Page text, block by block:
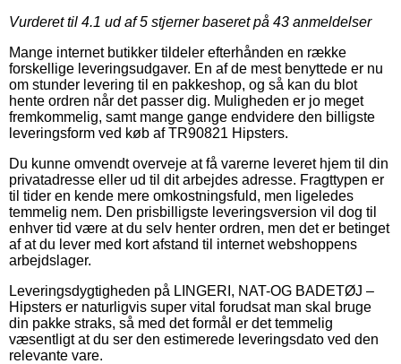
Vurderet til 4.1 ud af 5 stjerner baseret på 43 anmeldelser
Mange internet butikker tildeler efterhånden en række
forskellige leveringsudgaver. En af de mest benyttede er nu
om stunder levering til en pakkeshop, og så kan du blot
hente ordren når det passer dig. Muligheden er jo meget
fremkommelig, samt mange gange endvidere den billigste
leveringsform ved køb af TR90821 Hipsters.
Du kunne omvendt overveje at få varerne leveret hjem til din
privatadresse eller ud til dit arbejdes adresse. Fragttypen er
til tider en kende mere omkostningsfuld, men ligeledes
temmelig nem. Den prisbilligste leveringsversion vil dog til
enhver tid være at du selv henter ordren, men det er betinget
af at du lever med kort afstand til internet webshoppens
arbejdslager.
Leveringsdygtigheden på LINGERI, NAT-OG BADETØJ –
Hipsters er naturligvis super vital forudsat man skal bruge
din pakke straks, så med det formål er det temmelig
væsentligt at du ser den estimerede leveringsdato ved den
relevante vare.